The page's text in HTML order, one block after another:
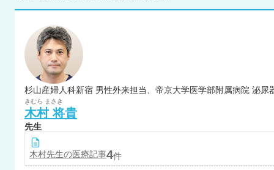
杉山産婦人科新宿 男性外来担当、帝京大学医学部附属病院 泌尿
きむら まさき
木村 将貴
先生
木村先生の医療記事4件